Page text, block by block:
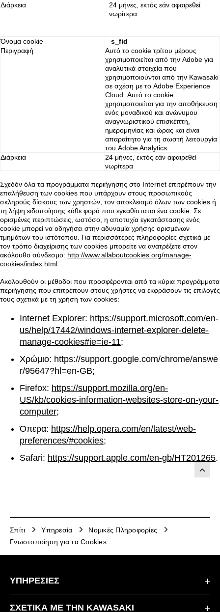
Διάρκεια
24 μήνες, εκτός εάν αφαιρεθεί
νωρίτερα
Όνομα cookie
s_fid
Περιγραφή
Αυτό το cookie τρίτου μέρους
χρησιμοποιείται από την Adobe για
αναλυτικά στοιχεία που
χρησιμοποιούνται από την Kawasaki
σε σχέση με το Adobe Experience
Cloud. Αυτό το cookie
χρησιμοποιείται για την αποθήκευση
ενός μοναδικού και ανώνυμου
αναγνωριστικού επισκέπτη,
ημερομηνίας και ώρας και είναι
απαραίτητο για τη σωστή λειτουργία
του Adobe Analytics
Διάρκεια
24 μήνες, εκτός εάν αφαιρεθεί
νωρίτερα
Σχεδόν όλα τα προγράμματα περιήγησης στο Internet επιτρέπουν την
επαλήθευση των cookies που υπάρχουν στους προσωπικούς
σκληρούς δίσκους των χρηστών, τον αποκλεισμό όλων των cookies ή
τη λήψη ειδοποίησης κάθε φορά που εγκαθίσταται ένα cookie. Σε
ορισμένες περιπτώσεις, ωστόσο, η αποτυχία εγκατάστασης ενός
cookie μπορεί να οδηγήσει στην αδυναμία χρήσης ορισμένων
τμημάτων του ιστότοπου. Για περισσότερες πληροφορίες σχετικά με
τον τρόπο διαχείρισης των cookies μπορείτε να ανατρέξετε στον
ακόλουθο σύνδεσμο: http://www.allaboutcookies.org/manage-
cookies/index.html
Ακολουθούν οι μέθοδοι που προσφέρονται από τα κύρια προγράμματα
περιήγησης που επιτρέπουν στους χρήστες να εκφράσουν τις επιλογές
τους σχετικά με τη χρήση των cookies:
Internet Explorer: https://support.microsoft.com/en-
us/help/17442/windows-internet-explorer-delete-
manage-cookies#ie=ie-11;
Χρώμιο: https://support.google.com/chrome/answe
r/95647?hl=en-GB;
Firefox: https://support.mozilla.org/en-
US/kb/cookies-information-websites-store-on-your-
computer;
Όπερα: https://help.opera.com/en/latest/web-
preferences/#cookies;
Safari: https://support.apple.com/en-gb/HT201265.
Σπίτι Υπηρεσία
Νομικές Πληροφορίες
Γνωστοποίηση για τα Cookies
ΥΠΗΡΕΣΙΕΣ
Επικοινωνήστε μαζί μας
ΣΧΕΤΙΚΆ ΜΕ ΤΗΝ KAWASAKI